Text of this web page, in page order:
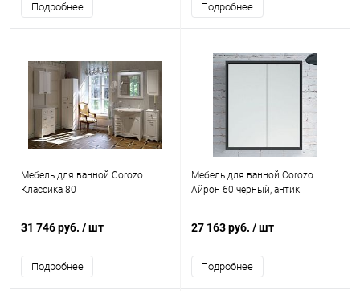
Подробнее Подробнее
Мебель для ванной Corozo
Классика 80
31 746 руб. / шт
Подробнее
Мебель для ванной Corozo
Айрон 60 черный, антик
27 163 руб. / шт
Подробнее